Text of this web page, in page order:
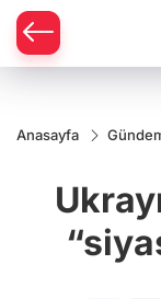
Anasayfa